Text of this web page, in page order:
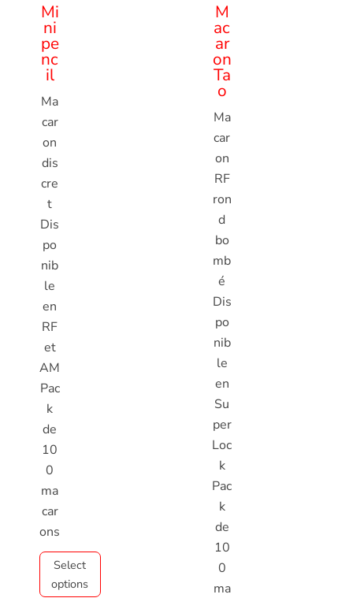
Mi
ni
pe
nc
il
Ma
car
on
dis
cre
t
Dis
po
nib
le
en
RF
et
AM
Pac
k
de
10
0
ma
car
ons
Select
options
M
ac
ar
on
Ta
o
Ma
car
on
RF
ron
d
bo
mb
é
Dis
po
nib
le
en
Su
per
Loc
k
Pac
k
de
10
0
ma